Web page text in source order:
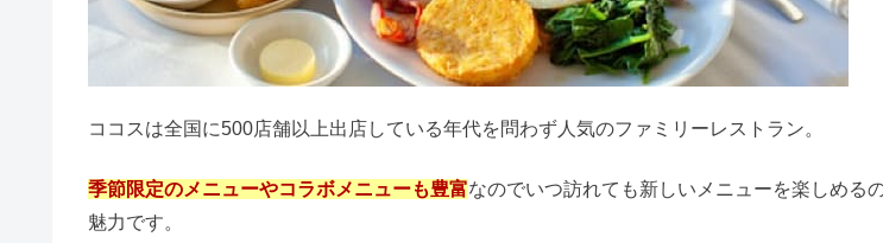
フリークスストアはダサい？評判&年齢層！40代でも着れる？
ココス朝食バイキングのメニュー内容は？
デザートやドリンクバーはついてる？
ココス朝食バイキング中止の噂の真相は？
一人で行っても大丈夫？
元を取るには何を食べるべき？